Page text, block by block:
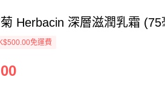
Herbacin 深層滋潤乳霜 (75
免運費